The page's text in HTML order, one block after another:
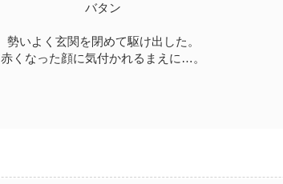
バタン
勢いよく玄関を閉めて駆け出した。
赤くなった顔に気付かれるまえに…。